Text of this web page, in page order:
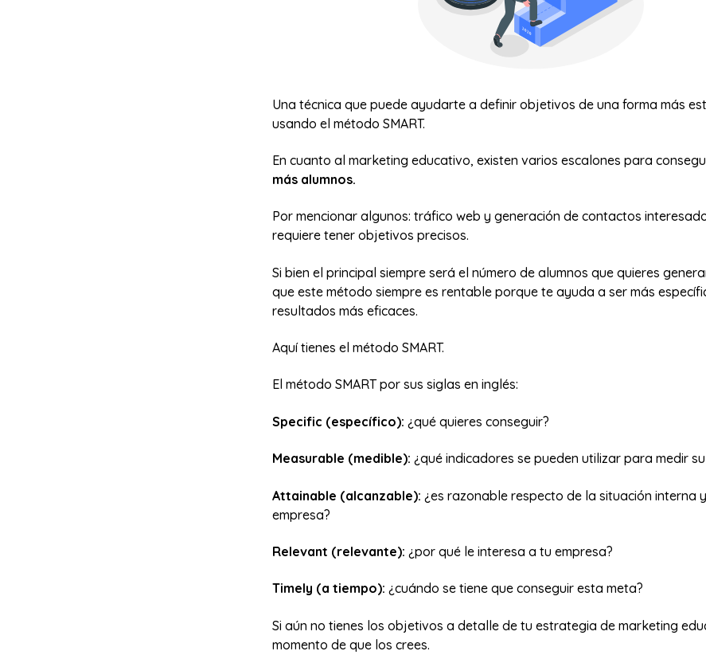
Una técnica que puede ayudarte a definir objetivos de una forma más
usando el método SMART.
En cuanto al marketing educativo, existen varios escalones para
más alumnos.
Por mencionar algunos: tráfico web y generación de contactos
requiere tener objetivos precisos.
Si bien el principal siempre será el número de alumnos que quieres
que este método siempre es rentable porque te ayuda a ser más
resultados más eficaces.
Aquí tienes el método SMART.
El método SMART por sus siglas en inglés:
Specific (específico): ¿qué quieres conseguir?
Measurable (medible): ¿qué indicadores se pueden utilizar para medir
Attainable (alcanzable): ¿es razonable respecto de la situación interna
empresa?
Relevant (relevante): ¿por qué le interesa a tu empresa?
Timely (a tiempo): ¿cuándo se tiene que conseguir esta meta?
Si aún no tienes los objetivos a detalle de tu estrategia de marketing
momento de que los crees.